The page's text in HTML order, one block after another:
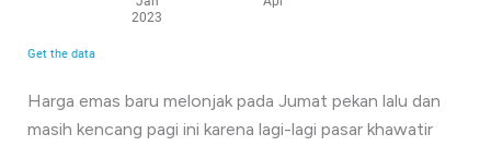
Harga emas baru melonjak pada Jumat pekan lalu dan
masih kencang pagi ini karena lagi-lagi pasar khawatir